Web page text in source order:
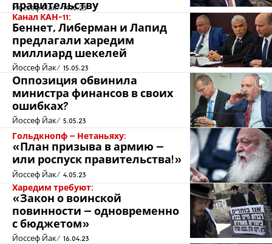
правительству
Йоссеф Йак 14.10.23
Канал КАН-11:
Беннет, Либерман и Лапид
предлагали харедим
миллиард шекелей
Йоссеф Йак 15.05.23
Оппозиция обвинила
министра финансов в своих
ошибках?
Йоссеф Йак 5.05.23
Гольдкнопф – Нетаньяху:
«План призыва в армию –
или роспуск правительства!»
Йоссеф Йак 4.05.23
Харедим требуют:
«Закон о воинской
повинности – одновременно
с бюджетом»
Йоссеф Йак 16.04.23